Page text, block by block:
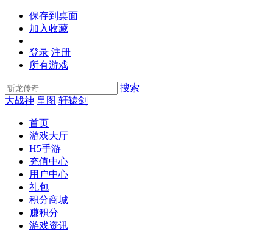
保存到桌面
加入收藏
登录 注册
所有游戏
搜索
大战神 皇图 轩辕剑
首页
游戏大厅
H5手游
充值中心
用户中心
礼包
积分商城
赚积分
游戏资讯